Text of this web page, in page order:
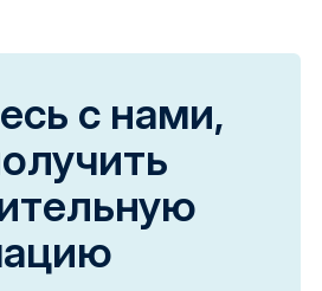
с нами,